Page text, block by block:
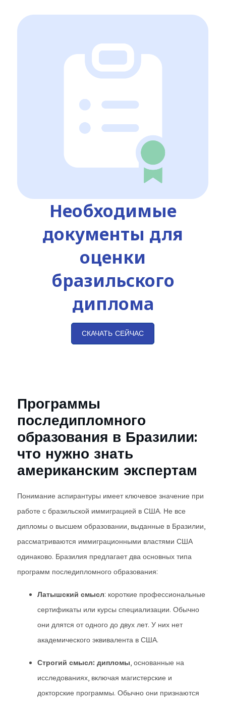
Необходимые
документы для
оценки
бразильского
диплома
СКАЧАТЬ СЕЙЧАС
Программы
последипломного
образования в Бразилии:
что нужно знать
американским экспертам
Понимание аспирантуры имеет ключевое значение при
работе с бразильской иммиграцией в США. Не все
дипломы о высшем образовании, выданные в Бразилии,
рассматриваются иммиграционными властями США
одинаково. Бразилия предлагает два основных типа
программ последипломного образования:
Латышский смысл: короткие профессиональные
сертификаты или курсы специализации. Обычно
они длятся от одного до двух лет. У них нет
академического эквивалента в США.
Строгий смысл: дипломы, основанные на
исследованиях, включая магистерские и
докторские программы. Обычно они признаются